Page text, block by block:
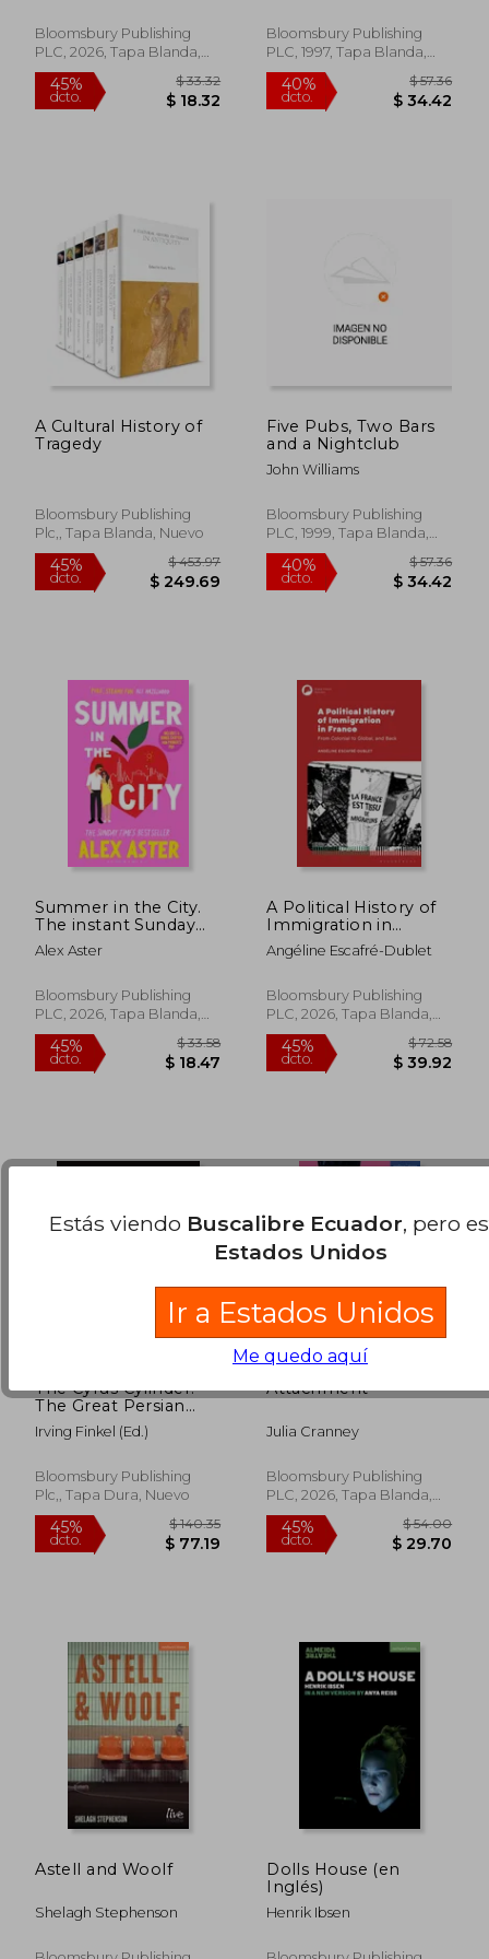
40%
dcto.
$ 71.39 40%
dcto.
Bloomsbury Publishing
PLC, 2026, Tapa Blanda,
Nuevo
Bloomsbury Publishing
PLC, 1997, Tapa Blanda,
Nuevo
A Cultural History of
Tragedy
Bloomsbury Publishing
Plc,, Tapa Blanda, Nuevo
45%
dcto.
$ 453.97
$ 249.69
Five Pubs, Two Bars
and a Nightclub
John Williams
Bloomsbury Publishing
PLC, 1999, Tapa Blanda,
Nuevo
40%
dcto. $
Summer in the City.
The instant Sunday
Times bestseller and
your newest
obsession for 2026
Alex Aster
Bloomsbury Publishing
PLC, 2026, Tapa Blanda,
Nuevo
A Political History of
Immigration in
France
Angéline Escafré-Dublet
Bloomsbury Publishing
PLC, 2026, Tapa Blanda,
Nuevo
The Cyrus Cylinder:
The Great Persian
Edict From Babylon
Irving Finkel (Ed.)
Bloomsbury Publishing
Plc,, Tapa Dura, Nuevo
Attachment
Julia Cranney
Bloomsbury Publishing
PLC, 2026, Tapa Blanda,
Nuevo
Astell and Woolf
Shelagh Stephenson
Dolls House (en
Inglés)
Henrik Ibsen
Estás viendo Buscalibre Ecuador, pero
Estados Unidos
Ir a Estados Unidos
Me quedo aquí